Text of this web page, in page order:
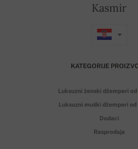
Kasmir
KATEGORIJE
Luksuzni ženski džemperi
Luksuzni muški džemperi
Dodaci
Rasprodaja